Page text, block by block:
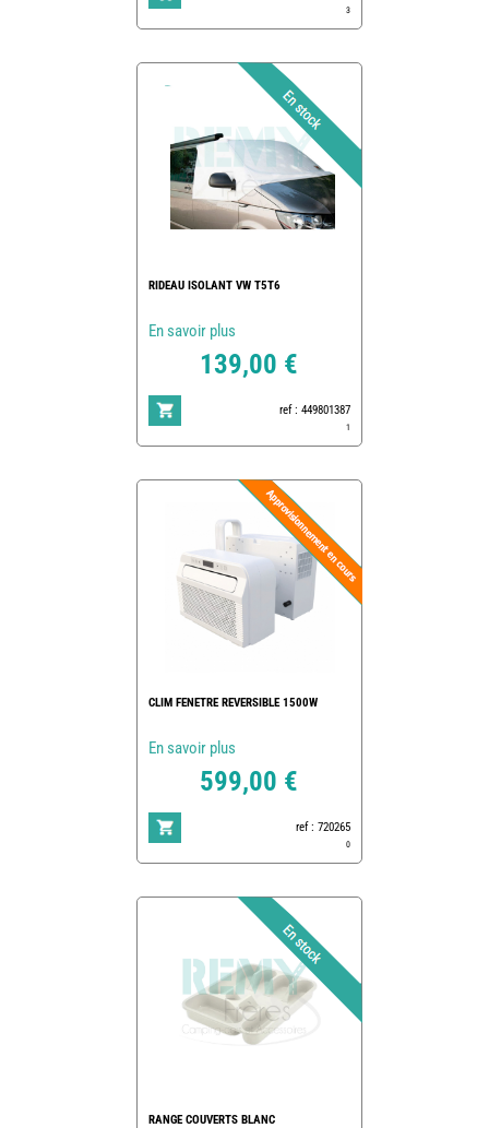
3
RIDEAU ISOLANT VW T5T6
En savoir plus
139,00 €
ref : 449801387
1
CLIM FENETRE REVERSIBLE 1500W
En savoir plus
599,00 €
ref : 720265
0
RANGE COUVERTS BLANC